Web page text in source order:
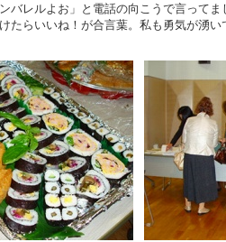
バレルよお」と電話の向こうで言って
たらいいね！が合言葉。私も勇気が湧